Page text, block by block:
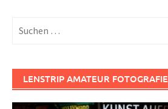
nach:
LENSTRIP AMATEUR FOTOGRAFIE